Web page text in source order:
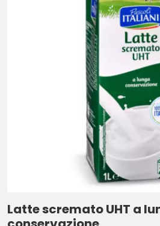
Latte scremato UHT a